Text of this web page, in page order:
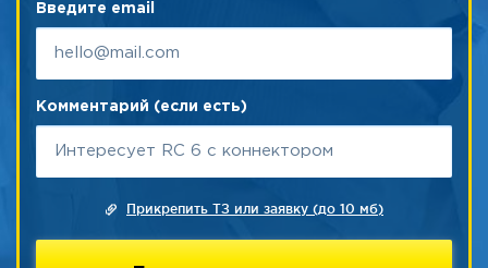
Введите email
Комментарий (если есть)
Прикрепить ТЗ или заявку (до 10 мб)